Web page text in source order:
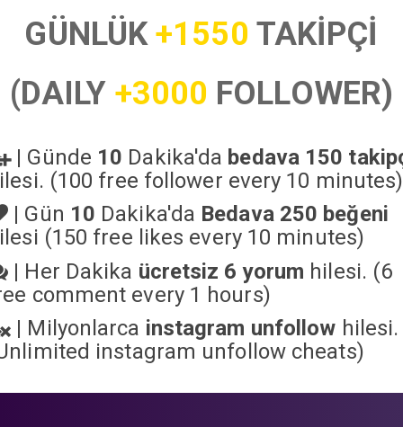
GÜNLÜK+1550 TAKİPÇİ
(DAILY +3000 FOLLOWER)
| Günde 10 Dakika'da bedava 150
(100 free follower every 10 minutes)
| Gün 10 Dakika'da Bedava 250 beğeni
(150 free likes every 10 minutes)
| Her Dakika ücretsiz 6 yorum hilesi. (6
comment every 1 hours)
| Milyonlarca instagram unfollow hilesi.
instagram unfollow cheats)